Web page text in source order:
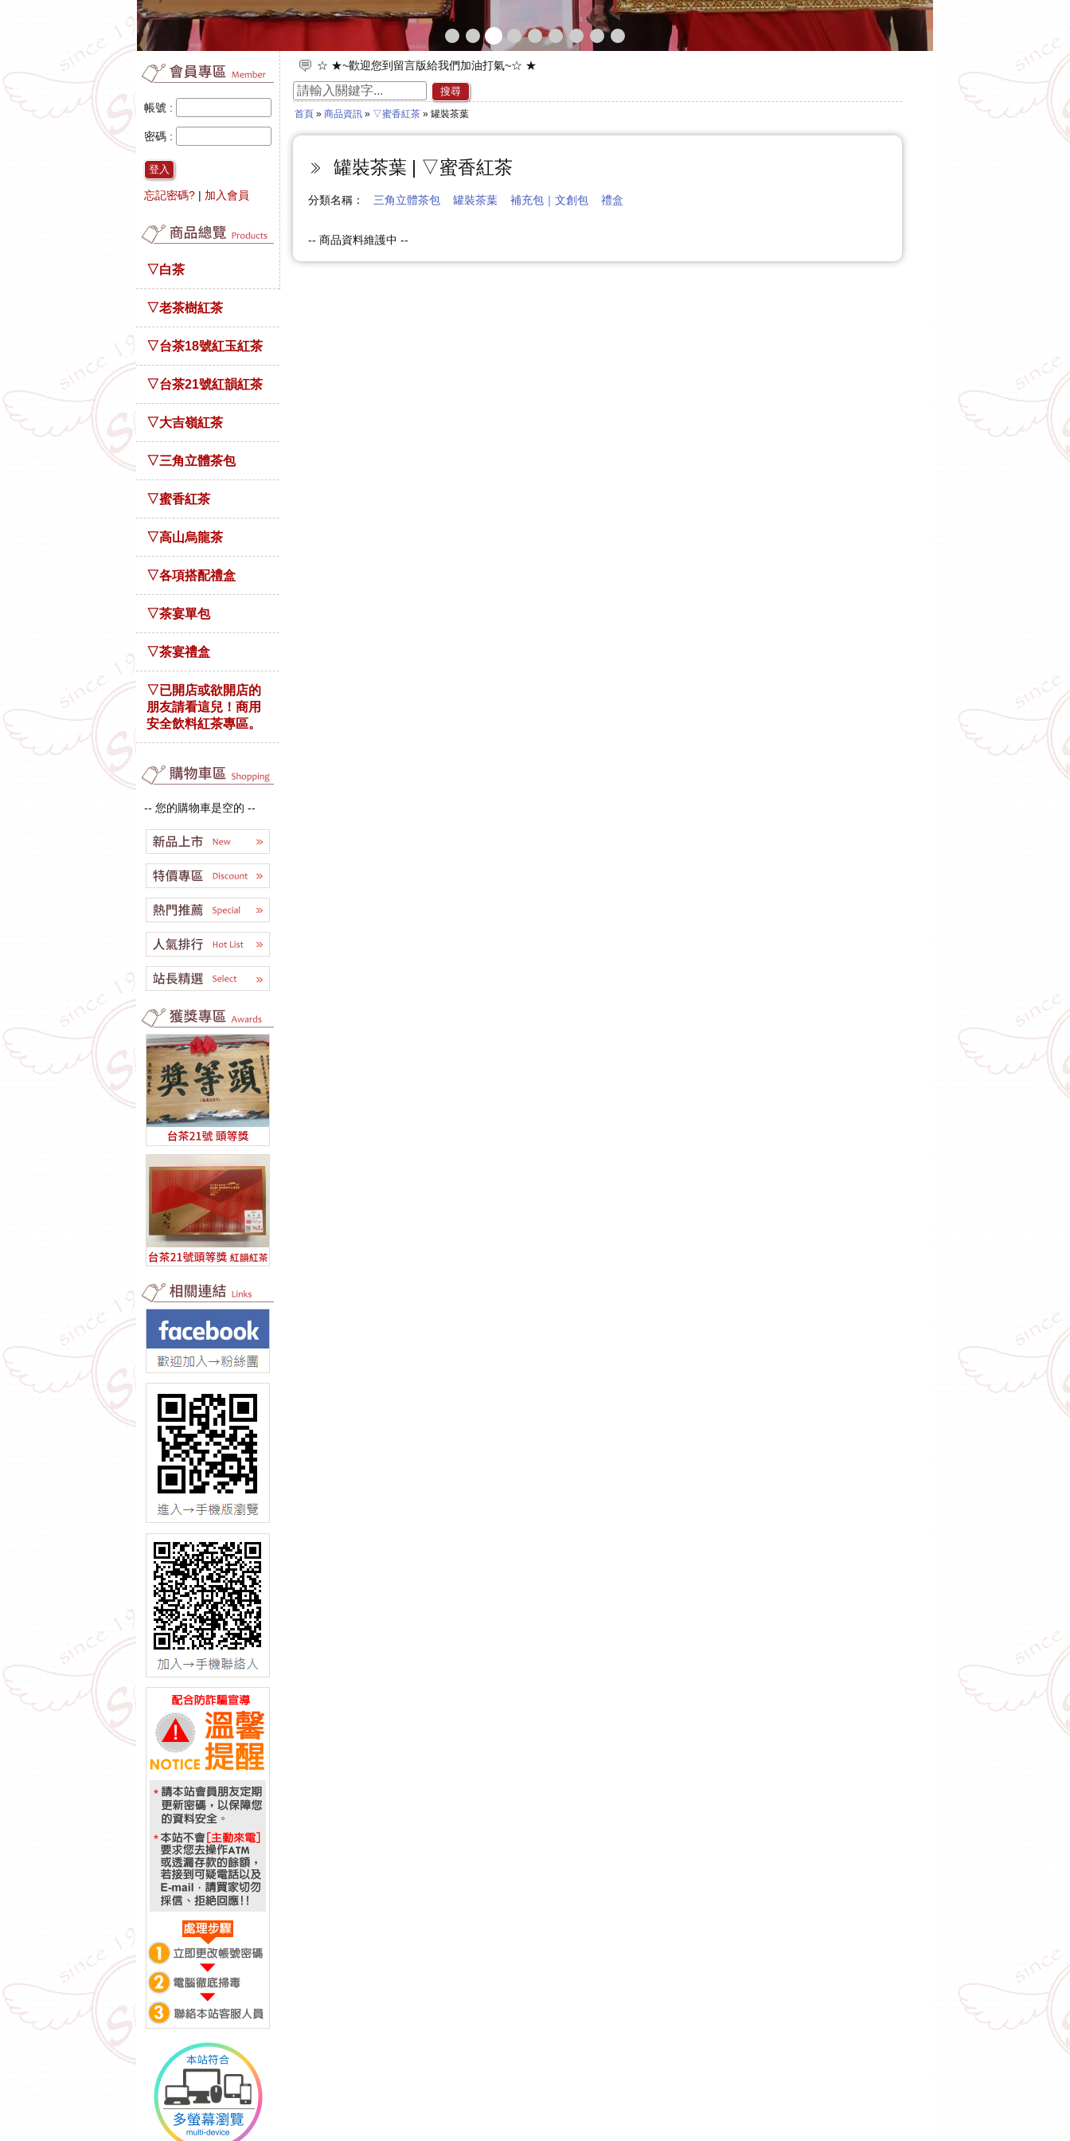
帳號 :
密碼 :
登入
忘記密碼? | 加入會員
▽白茶
▽老茶樹紅茶
▽台茶18號紅玉紅茶
▽台茶21號紅韻紅茶
▽大吉嶺紅茶
▽三角立體茶包
▽蜜香紅茶
▽高山烏龍茶
▽各項搭配禮盒
▽茶宴單包
▽茶宴禮盒
▽已開店或欲開店的
朋友請看這兒！商用
安全飲料紅茶專區。
-- 您的購物車是空的 --
☆ ★~歡迎您到留言版給我們加油打氣~☆ ★
☆ ★~歡迎光臨本站~☆ ★
搜尋
首頁 » 商品資訊 » ▽蜜香紅茶 » 罐裝茶葉
罐裝茶葉 | ▽蜜香紅茶
分類名稱： 三角立體茶包 罐裝茶葉 補充包｜文創包 禮盒
-- 商品資料維護中 --